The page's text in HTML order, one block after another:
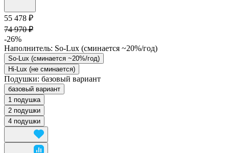
55 478 ₽
74 970 ₽
-26%
Наполнитель: So-Lux (cминается ~20%/год)
So-Lux (cминается ~20%/год)
Hi-Lux (не сминается)
Подушки: базовый вариант
базовый вариант
1 подушка
2 подушки
4 подушки